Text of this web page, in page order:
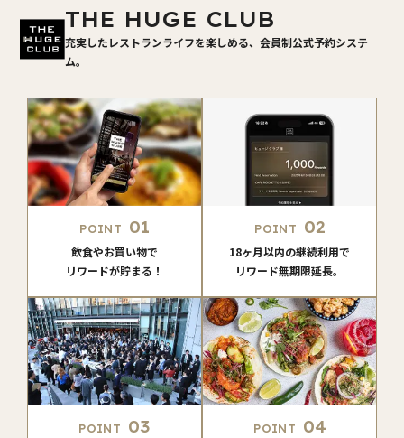
THE HUGE CLUB
充実したレストランライフを楽しめる、会員制公式予約システ
ム。
POINT 01
飲食やお買い物で
リワードが貯まる！
POINT 02
18ヶ月以内の継続利用で
リワード無期限延長。
POINT 03 POINT 04